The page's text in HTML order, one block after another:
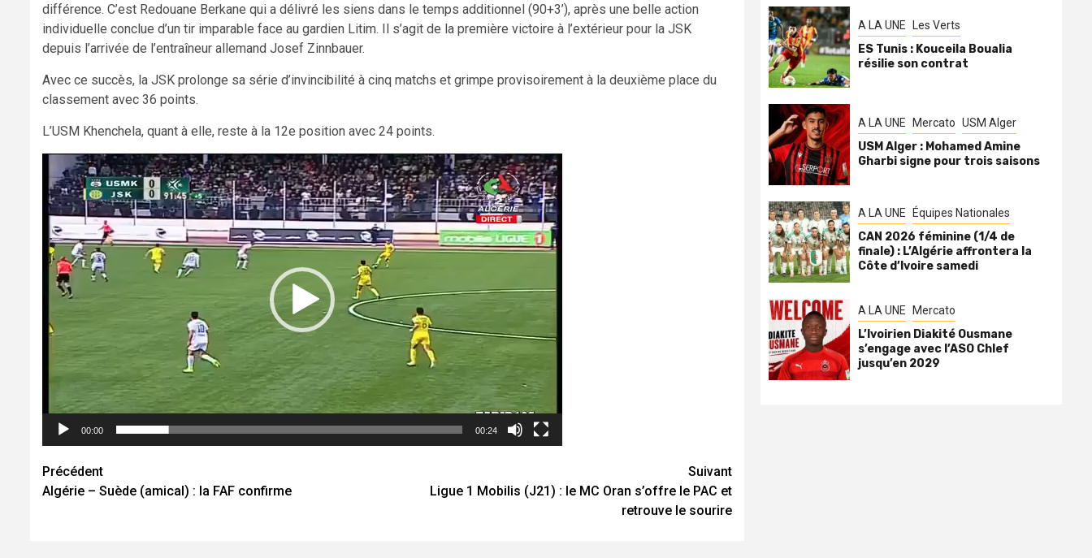
différence. C’est Redouane Berkane qui a délivré les siens dans le temps additionnel (90+3’), après une belle action
individuelle conclue d’un tir imparable face au gardien Litim. Il s’agit de la première victoire à l’extérieur pour la JSK
depuis l’arrivée de l’entraîneur allemand Josef Zinnbauer.
Avec ce succès, la JSK prolonge sa série d’invincibilité à cinq matchs et grimpe provisoirement à la deuxième place du
classement avec 36 points.
L’USM Khenchela, quant à elle, reste à la 12e position avec 24 points.
Lecteur
vidéo
00:00 00:24
Navigation
d’article
Précédent
Algérie – Suède (amical) : la FAF confirme
Suivant
Ligue 1 Mobilis (J21) : le MC Oran s’offre le PAC et
retrouve le sourire
A LA UNE Les Verts
ES Tunis : Kouceila Boualia
résilie son contrat
A LA UNE Mercato USM Alger
USM Alger : Mohamed Amine
Gharbi signe pour trois saisons
A LA UNE Équipes Nationales
CAN 2026 féminine (1/4 de
finale) : L’Algérie affrontera la
Côte d’Ivoire samedi
A LA UNE Mercato
L’Ivoirien Diakité Ousmane
s’engage avec l’ASO Chlef
jusqu’en 2029